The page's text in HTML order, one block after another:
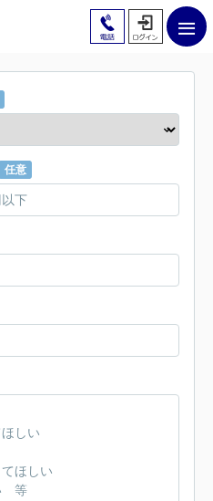
任意